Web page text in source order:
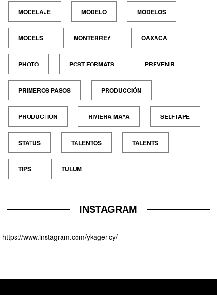
MODELAJE MODELO MODELOS
MODELS MONTERREY OAXACA
PHOTO POST FORMATS PREVENIR
PRIMEROS PASOS PRODUCCIÓN
PRODUCTION RIVIERA MAYA SELFTAPE
STATUS TALENTOS TALENTS
TIPS TULUM
INSTAGRAM
https://www.instagram.com/ykagency/